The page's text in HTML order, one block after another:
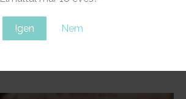
Igen Nem
Elnavigálok az Édenbe